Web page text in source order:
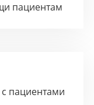
пациентам
пациентами